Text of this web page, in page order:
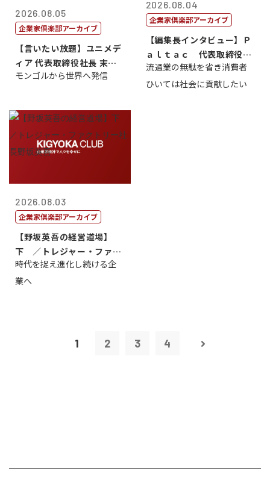
2026.08.05
企業家倶楽部アーカイブ
【言いたい放題】ユニメデ
ィア 代表取締役社長 末田
真
モンゴルから世界へ発信
2026.08.04
企業家倶楽部アーカイブ
【編集長インタビュー】Ｐ
ａｌｔａｃ 代表取締役会
長三木田國夫
流通業の無駄を省き消費者
ひいては社会に貢献したい
2026.08.03
企業家倶楽部アーカイブ
【野坂英吾の経営道場】
下 ／トレジャー・ファク
トリー社長野坂...
時代を捉え進化し続ける企
業へ
1 2 3 4